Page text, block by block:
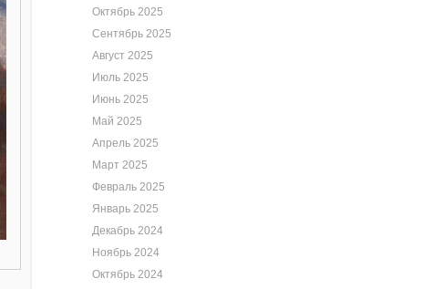
Октябрь 2025
Сентябрь 2025
Август 2025
Июль 2025
Июнь 2025
Май 2025
Апрель 2025
Март 2025
Февраль 2025
Январь 2025
Декабрь 2024
Ноябрь 2024
Октябрь 2024